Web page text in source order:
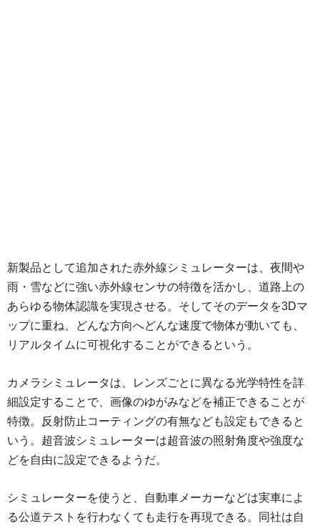
新製品として追加された赤外線シミュレーターは、夜間や
雨・雪などに強い赤外線センサの特徴を活かし、道路上の
あらゆる物体認識を実現させる。そしてそのデータを3Dマ
ップに重ね、どんな方向へどんな速度で物体が動いても、
リアルタイムに可視化することができるという。
カメラシミュレータは、レンズごとに異なる光学特性を詳
細設定することで、画像のゆがみなどを補正できることが
特徴。反射防止コーティングの有無なども設定もできると
いう。超音波シミュレーターは超音波の照射角度や強度な
どを自由に設定できるようだ。
シミュレーターを使うと、自動車メーカーなどは実車によ
る公道テストを行わなくても走行を再現できる。同社は自